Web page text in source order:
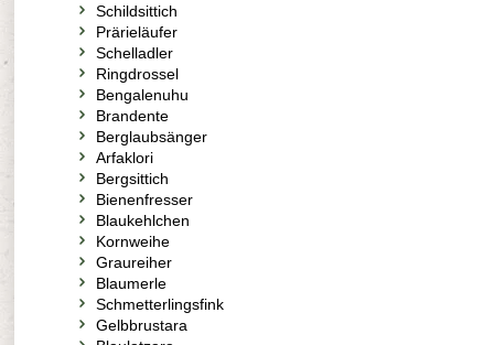
Schildsittich
Prärieläufer
Schelladler
Ringdrossel
Bengalenuhu
Brandente
Berglaubsänger
Arfaklori
Bergsittich
Bienenfresser
Blaukehlchen
Kornweihe
Graureiher
Blaumerle
Schmetterlingsfink
Gelbbrustara